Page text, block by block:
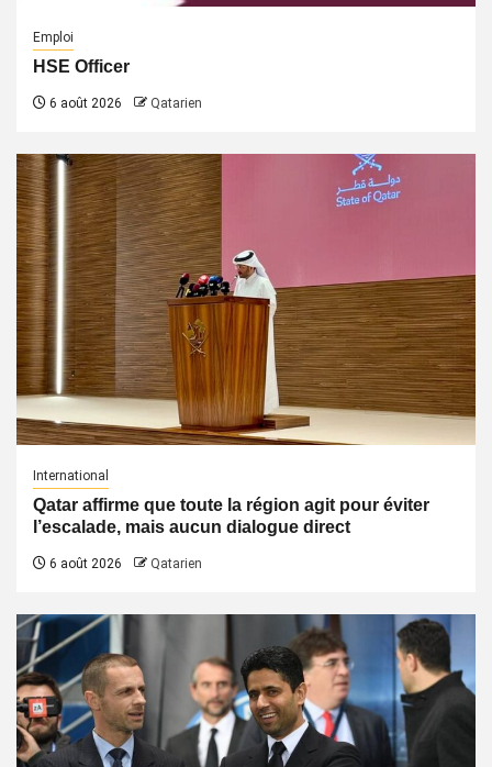
Emploi
HSE Officer
6 août 2026 Qatarien
International
Qatar affirme que toute la région agit pour éviter
l’escalade, mais aucun dialogue direct
6 août 2026 Qatarien